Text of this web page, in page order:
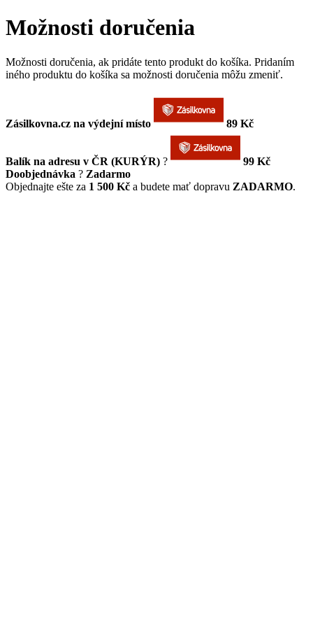
Možnosti doručenia
Možnosti doručenia, ak pridáte tento produkt do košíka. Pridaním
iného produktu do košíka sa možnosti doručenia môžu zmeniť.
Zásilkovna.cz na výdejní místo 89 Kč
Balík na adresu v ČR (KURÝR) ?
99 Kč
Doobjednávka ? Zadarmo
Objednajte ešte za 1 500 Kč a budete mať dopravu ZADARMO.